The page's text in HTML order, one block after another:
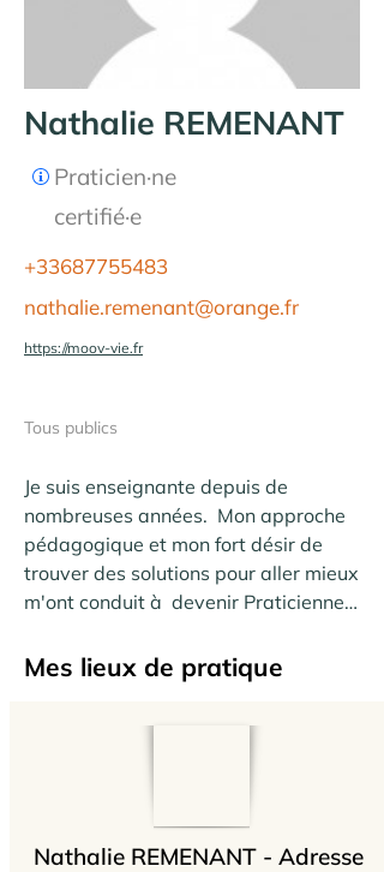
Nathalie REMENANT
Praticien·ne
certifié·e
+33687755483
nathalie.remenant@orange.fr
https://moov-vie.fr
Tous publics
Je suis enseignante depuis de
nombreuses années.  Mon approche
pédagogique et mon fort désir de
trouver des solutions pour aller mieux
m'ont conduit à  devenir Praticienne
public. Je me suis formée également
pour pouvoir travailler avec les
Mes lieux de pratique
Nathalie REMENANT - Adresse